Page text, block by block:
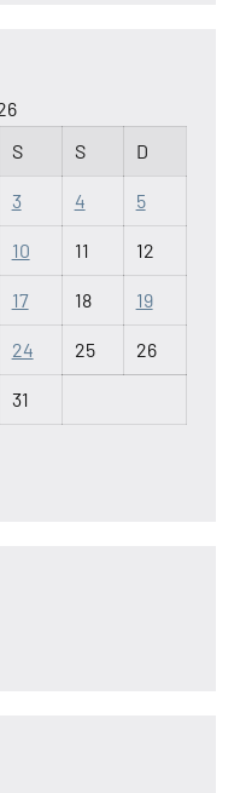
S S D
3 4 5
10 11 12
17 18 19
24 25 26
31